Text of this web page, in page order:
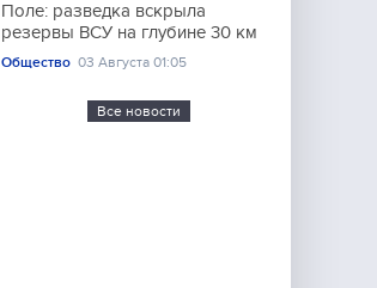
Поле: разведка вскрыла
резервы ВСУ на глубине 30 км
Общество 03 Августа 01:05
Все новости